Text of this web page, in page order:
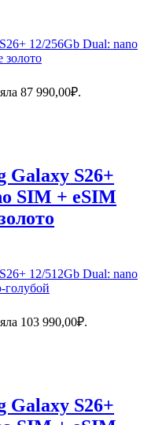
87 990,00₽.
Galaxy S26+
SIM + eSIM
103 990,00₽.
Galaxy S26+